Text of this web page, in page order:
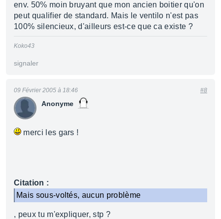
env. 50% moin bruyant que mon ancien boitier qu'on
peut qualifier de standard. Mais le ventilo n'est pas
100% silencieux, d'ailleurs est-ce que ca existe ?
Koko43
signaler
Anonyme
09 Février 2005 à 18:46 #8
merci les gars !
Citation :
Mais sous-voltés, aucun problème
, peux tu m'expliquer, stp ?